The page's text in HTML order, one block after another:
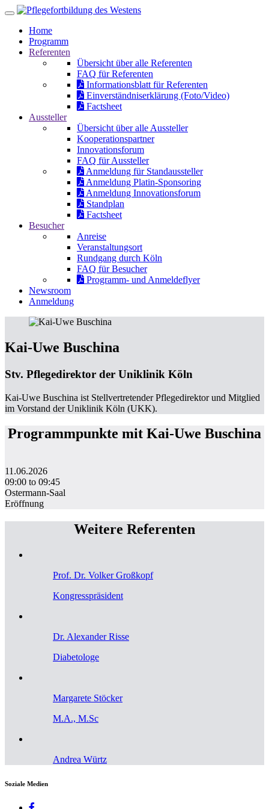
Home
Programm
Referenten
Übersicht über alle Referenten
FAQ für Referenten
Informationsblatt für Referenten
Einverständniserklärung (Foto/Video)
Factsheet
Aussteller
Übersicht über alle Aussteller
Kooperationspartner
Innovationsforum
FAQ für Aussteller
Anmeldung für Standaussteller
Anmeldung Platin-Sponsoring
Anmeldung Innovationsforum
Standplan
Factsheet
Besucher
Anreise
Veranstaltungsort
Rundgang durch Köln
FAQ für Besucher
Programm- und Anmeldeflyer
Newsroom
Anmeldung
Kai-Uwe Buschina
Stv. Pflegedirektor der Uniklinik Köln
Kai-Uwe Buschina ist Stellvertretender Pflegedirektor und Mitglied
im Vorstand der Uniklinik Köln (UKK).
Programmpunkte mit Kai-Uwe Buschina
11.06.2026
09:00 to 09:45
Ostermann-Saal
Eröffnung
Weitere Referenten
Prof. Dr. Volker Großkopf
Kongresspräsident
Dr. Alexander Risse
Diabetologe
Margarete Stöcker
M.A., M.Sc
Andrea Würtz
Soziale Medien